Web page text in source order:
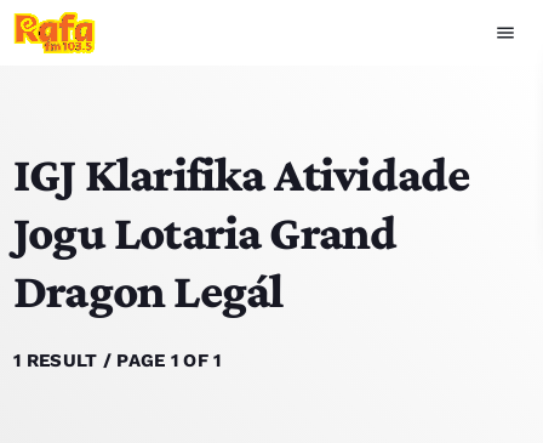
menu
play_arrow OUVIR RAFA
HOME
NOTISIA
IGJ Klarifika Atividade
Jogu Lotaria Grand
Dragon Legál
1 RESULT / PAGE 1 OF 1